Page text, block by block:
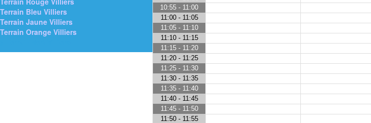
Terrain Bleu Villiers
Terrain Jaune Villiers
Terrain Orange Villiers
10:55 - 11:00
11:00 - 11:05
11:05 - 11:10
11:10 - 11:15
11:15 - 11:20
11:20 - 11:25
11:25 - 11:30
11:30 - 11:35
11:35 - 11:40
11:40 - 11:45
11:45 - 11:50
11:50 - 11:55